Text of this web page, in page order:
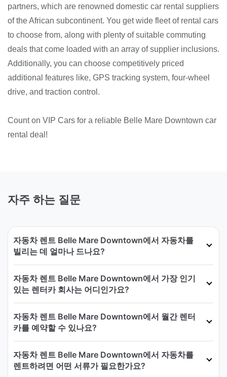
partners, which are renowned domestic car rental suppliers
of the African subcontinent. You get wide fleet of rental cars
to choose from, along with plenty of suitable commuting
deals that come loaded with an array of supplier inclusions.
Additionally, you can choose competitively priced
additional features like, GPS tracking system, four-wheel
drive, and traction control.
Count on VIP Cars for a reliable Belle Mare Downtown car
rental deal!
자주 하는 질문
자동차 렌트 Belle Mare Downtown에서 자동차를
빌리는 데 얼마나 드나요?
자동차 렌트 Belle Mare Downtown에서 가장 인기
있는 렌터카 회사는 어디인가요?
자동차 렌트 Belle Mare Downtown에서 월간 렌터
카를 예약할 수 있나요?
자동차 렌트 Belle Mare Downtown에서 자동차를
렌트하려면 어떤 서류가 필요한가요?